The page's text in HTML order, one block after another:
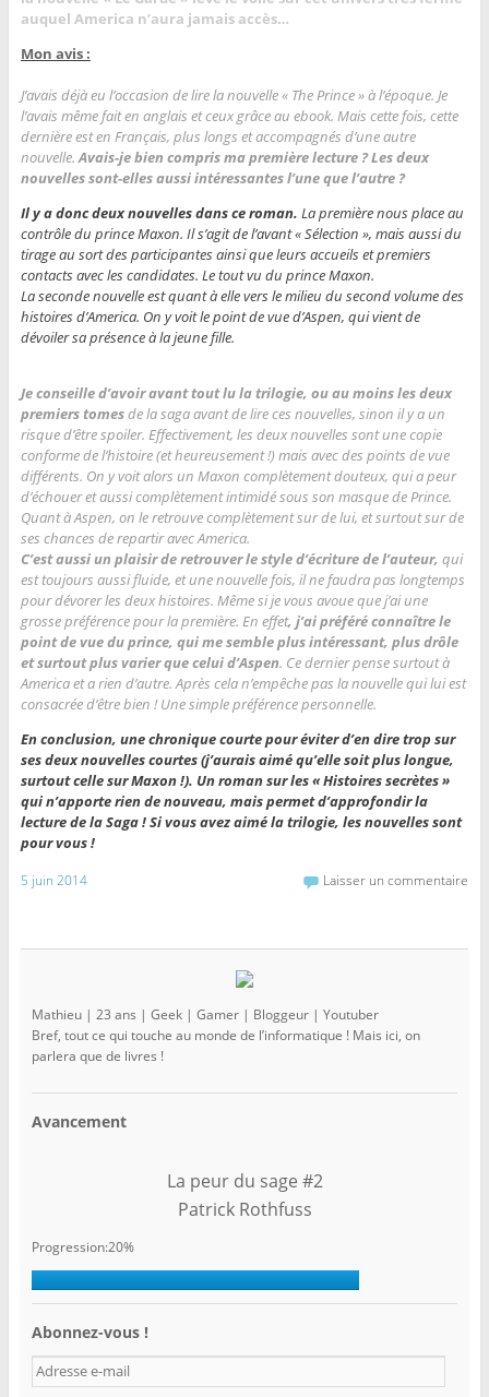
auquel America n’aura jamais accès…
Mon avis :
J’avais déjà eu l’occasion de lire la nouvelle « The Prince » à l’époque. Je
l’avais même fait en anglais et ceux grâce au ebook. Mais cette fois, cette
dernière est en Français, plus longs et accompagnés d’une autre
nouvelle.Avais-je bien compris ma première lecture ? Les deux
nouvelles sont-elles aussi intéressantes l’une que l’autre ?
Il y a donc deux nouvelles dans ce roman. La première nous place au
contrôle du prince Maxon. Il s’agit de l’avant « Sélection », mais aussi du
tirage au sort des participantes ainsi que leurs accueils et premiers
contacts avec les candidates. Le tout vu du prince Maxon.
La seconde nouvelle est quant à elle vers le milieu du second volume des
histoires d’America. On y voit le point de vue d’Aspen, qui vient de
dévoiler sa présence à la jeune fille.
Je conseille d’avoir avant tout lu la trilogie, ou au moins les deux
premiers tomesde la saga avant de lire ces nouvelles, sinon il y a un
risque d’être spoiler. Effectivement, les deux nouvelles sont une copie
conforme de l’histoire (et heureusement !) mais avec des points de vue
différents. On y voit alors un Maxon complètement douteux, qui a peur
d’échouer et aussi complètement intimidé sous son masque de Prince.
Quant à Aspen, on le retrouve complètement sur de lui, et surtout sur de
ses chances de repartir avec America.
C’est aussi un plaisir de retrouver le style d’écriture de l’auteur, qui
est toujours aussi fluide, et une nouvelle fois, il ne faudra pas longtemps
pour dévorer les deux histoires. Même si je vous avoue que j’ai une
grosse préférence pour la première. En effet, j’ai préféré connaître le
point de vue du prince, qui me semble plus intéressant, plus drôle
et surtout plus varier que celui d’Aspen. Ce dernier pense surtout à
America et a rien d’autre. Après cela n’empêche pas la nouvelle qui lui est
consacrée d’être bien ! Une simple préférence personnelle.
En conclusion, une chronique courte pour éviter d’en dire trop sur
ses deux nouvelles courtes (j’aurais aimé qu’elle soit plus longue,
surtout celle sur Maxon !). Un roman sur les « Histoires secrètes »
qui n’apporte rien de nouveau, mais permet d’approfondir la
lecture de la Saga ! Si vous avez aimé la trilogie, les nouvelles sont
pour vous !
5 juin 2014 Laisser un commentaire
Mathieu | 23 ans | Geek | Gamer | Bloggeur | Youtuber
Bref, tout ce qui touche au monde de l’informatique ! Mais ici, on
parlera que de livres !
Avancement
La peur du sage #2
Patrick Rothfuss
Progression:20%
Abonnez-vous !
A
d